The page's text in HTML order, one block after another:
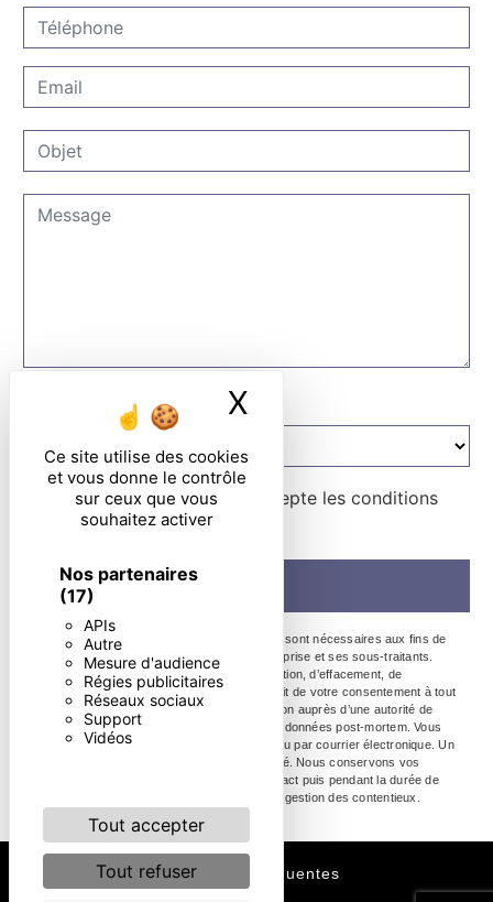
Ce site utilise des cookies
et vous donne le contrôle
sur ceux que vous
souhaitez activer
Nos partenaires
(17)
APIs
Autre
Mesure d'audience
Régies publicitaires
Réseaux sociaux
Support
Vidéos
Tout accepter
Tout refuser
X
Combien font deux plus huit
En cochant cette case, j'accepte les conditions
particulières ci-dessous **
** Les données personnelles communiquées sont nécessaires aux fins de
vous contacter. Elles sont destinées à l'entreprise et ses sous-traitants.
Vous disposez de droits d’accès, de rectification, d’effacement, de
portabilité, de limitation, d’opposition, de retrait de votre consentement à tout
moment et du droit d’introduire une réclamation auprès d’une autorité de
contrôle, ainsi que d’organiser le sort de vos données post-mortem. Vous
pouvez exercer ces droits par voie postale ou par courrier électronique. Un
justificatif d'identité pourra vous être demandé. Nous conservons vos
données pendant la période de prise de contact puis pendant la durée de
prescription légale aux fins probatoires et de gestion des contentieux.
Recherches fréquentes